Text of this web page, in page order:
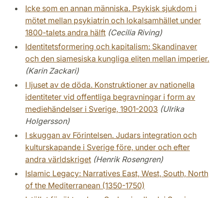
Icke som en annan människa. Psykisk sjukdom i
mötet mellan psykiatrin och lokalsamhället under
1800-talets andra hälft (Cecilia Riving)
Identitetsformering och kapitalism: Skandinaver
och den siamesiska kungliga eliten mellan imperier.
(Karin Zackari)
I ljuset av de döda. Konstruktioner av nationella
identiteter vid offentliga begravningar i form av
mediehändelser i Sverige, 1901-2003 (Ulrika
Holgersson)
I skuggan av Förintelsen. Judars integration och
kulturskapande i Sverige före, under och efter
andra världskriget (Henrik Rosengren)
Islamic Legacy: Narratives East, West, South, North
of the Mediterranean (1350-1750)